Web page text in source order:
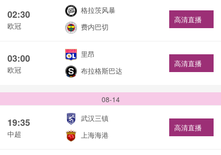
02:30
欧冠
格拉茨风暴
费内巴切
高清直播
03:00
欧冠
里昂
布拉格斯巴达
高清直播
08-14
19:35
中超
武汉三镇
上海海港
高清直播